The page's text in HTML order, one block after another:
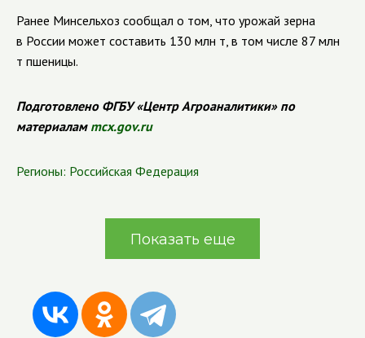
Ранее Минсельхоз сообщал о том, что урожай зерна
в России может составить 130 млн т, в том числе 87 млн
т пшеницы.
Подготовлено ФГБУ «Центр Агроаналитики» по
материалам mcx.gov.ru
Регионы: Российская Федерация
Показать еще